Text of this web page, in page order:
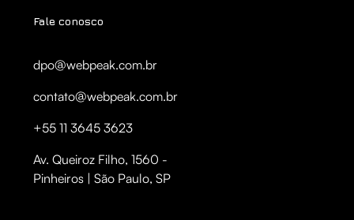
Fale conosco
dpo@webpeak.com.br
contato@webpeak.com.br
+55 11 3645 3623
Av. Queiroz Filho, 1560 -
Pinheiros | São Paulo, SP